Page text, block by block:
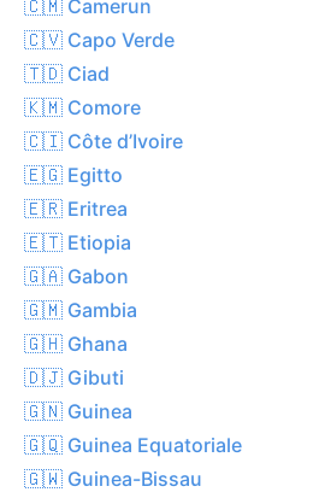
🇨🇲 Camerun
🇨🇻 Capo Verde
🇹🇩 Ciad
🇰🇲 Comore
🇨🇮 Côte d’Ivoire
🇪🇬 Egitto
🇪🇷 Eritrea
🇪🇹 Etiopia
🇬🇦 Gabon
🇬🇲 Gambia
🇬🇭 Ghana
🇩🇯 Gibuti
🇬🇳 Guinea
🇬🇶 Guinea Equatoriale
🇬🇼 Guinea-Bissau